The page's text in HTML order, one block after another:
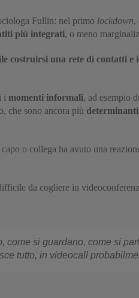
Fullin: nel primo lockdown,
più integrati, o meno
costruirsi una rete di contatti e
i momenti informali, ad esempio
che sono ancora più
o collega ha avuto una
da cogliere in
si guardano, come si
tutto, in videocall